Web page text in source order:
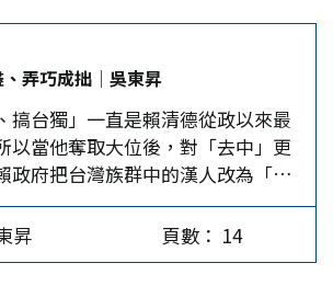
清德一方面要對「台灣被交易說」
要將民進黨與大陸對抗的政策進行
挑釁中國主權和領土完整的角色，
人；關押了民眾黨主席柯文哲、國
主委、基隆市黨部主委、台中市黨
市黨部副主委」等近20位重要幹
議長賄選的愛將邱莉莉、涉及性召
宗彥，以及放了弊案連環爆的風電
了炒股洗錢的鍾文智、吸金22億的
弊案的林秉文；爽了滿坑滿谷的詐
貫滿盈的死刑犯！ 4月26日，凱道
1996年在台南當選第三屆國大代
委、台南市長，再當行政院長、副
總統。他涉足政治時，李登輝已是
明德、尤清、陳水扁、謝長廷一
爭組黨與普選。台南又是民進黨的
土，他相信任何問題都能迎刃而
內，他藉口議長賄選被起訴，不依
，出席議會報告並備詢逾半年之
、弄巧成拙│吳東昇
搞台獨」一直是賴清德從政以來最
以當他奪取大位後，對「去中」更
政府把台灣族群中的漢人改為「其
年輕人這才意識到原來本省人、客
屬於漢人，而且還高達96.2%。 其
據資料顯示，全中國34個行政區當
昇 頁數： 14